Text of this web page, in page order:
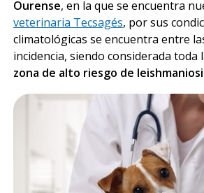
Ourense, en la que se encuentra
veterinaria Tecsagés, por sus
climatológicas se encuentra entre
incidencia, siendo considerada toda
zona de alto riesgo de